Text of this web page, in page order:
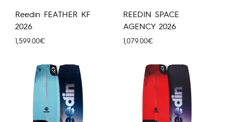
Reedin FEATHER KF
2026
1,599.00€
REEDIN SPACE
AGENCY 2026
1,079.00€